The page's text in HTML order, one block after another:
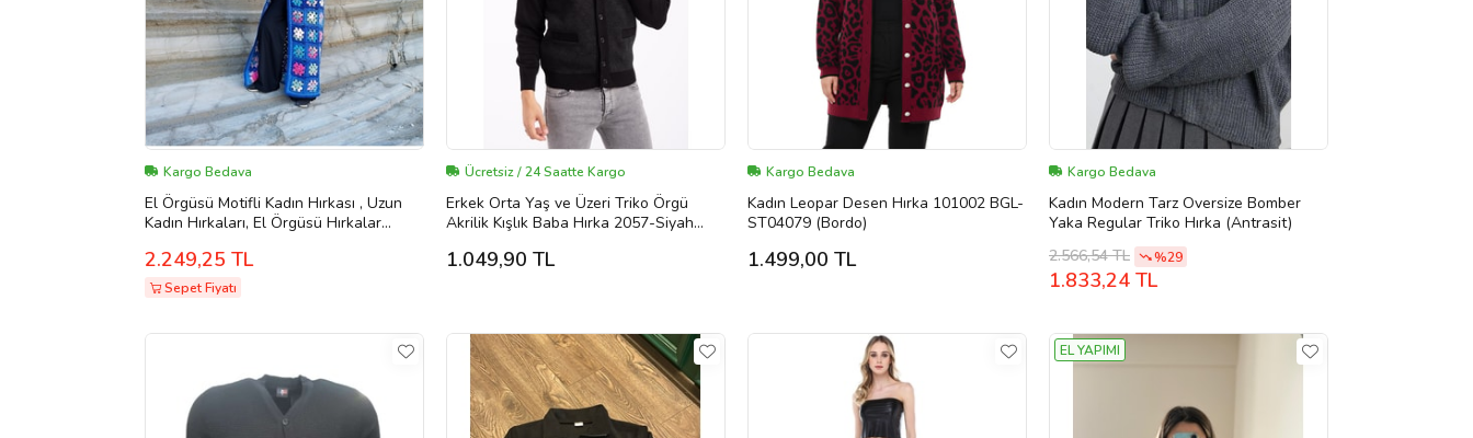
Kargo Bedava
El Örgüsü Motifli Kadın Hırkası , Uzun
Kadın Hırkaları, El Örgüsü Hırkalar
2.249,25 TL
Sepet Fiyatı
Ücretsiz / 24 Saatte Kargo
Erkek Orta Yaş ve Üzeri Triko Örgü
Akrilik Kışlık Baba Hırka 2057-Siyah
1.049,90 TL
Kargo Bedava
Kadın Leopar Desen Hırka 101002 BGL-
ST04079 (Bordo)
1.499,00 TL
Kargo Bedava
Kadın Modern Tarz Oversize Bomber
Yaka Regular Triko Hırka (Antrasit)
2.566,54 TL
%29
1.833,24 TL
EL YAPIMI